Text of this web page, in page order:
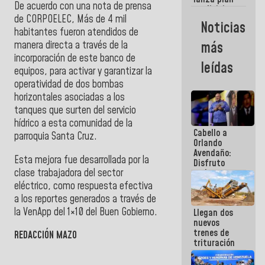
De acuerdo con una nota de prensa
de CORPOELEC, Más de 4 mil
habitantes fueron atendidos de
manera directa a través de la
incorporación de este banco de
equipos, para activar y garantizar la
operatividad de dos bombas
horizontales asociadas a los
tanques que surten del servicio
hídrico a esta comunidad de la
parroquia Santa Cruz.
Esta mejora fue desarrollada por la
clase trabajadora del sector
eléctrico, como respuesta efectiva
a los reportes generados a través de
la VenApp del 1×10 del Buen Gobierno.
REDACCIÓN MAZO
crediticio
con subsidio
a Juntas de
Condominio
Noticias
más
leídas
Cabello a
Orlando
Avendaño:
Disfruto
cada vez
que escribes
porque lo
que haces
es
embarrarla
Llegan dos
nuevos
trenes de
trituración
para